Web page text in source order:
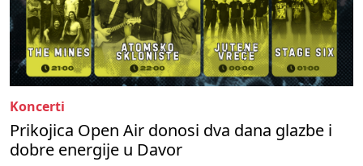
Koncerti
Prikojica Open Air donosi dva dana glazbe i
dobre energije u Davor